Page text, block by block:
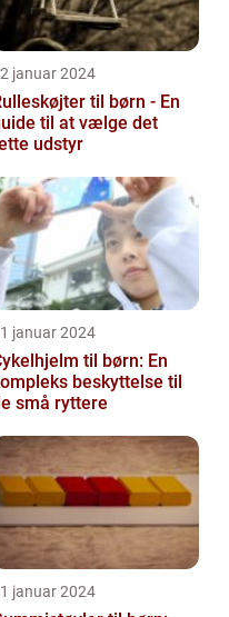
januar 2024
til børn - En
til at vælge det
udstyr
januar 2024
til børn: En
beskyttelse til
små ryttere
januar 2024